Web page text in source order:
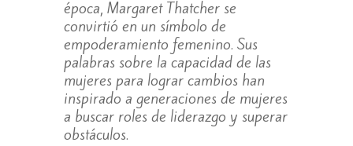
época, Margaret Thatcher se
convirtió en un símbolo de
empoderamiento femenino. Sus
palabras sobre la capacidad de las
mujeres para lograr cambios han
inspirado a generaciones de mujeres
a buscar roles de liderazgo y superar
obstáculos.